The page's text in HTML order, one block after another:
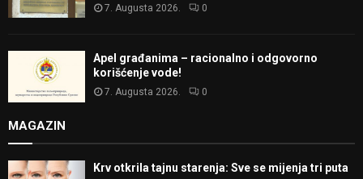
7. Augusta 2026. 0
Apel građanima – racionalno i odgovorno
korišćenje vode!
7. Augusta 2026. 0
MAGAZIN
Krv otkrila tajnu starenja: Sve se mijenja tri puta